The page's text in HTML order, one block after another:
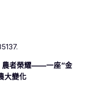
農者榮耀——一座“金
大變化